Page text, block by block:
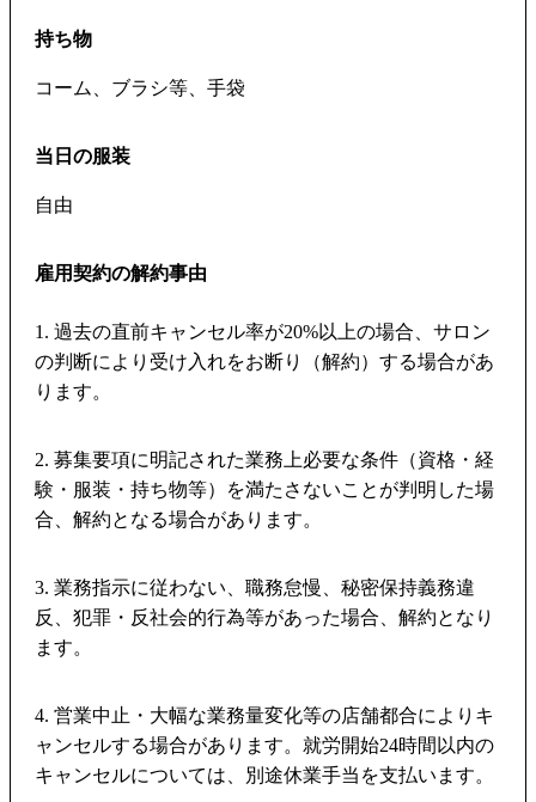
持ち物
コーム、ブラシ等、手袋
当日の服装
自由
雇用契約の解約事由
1. 過去の直前キャンセル率が20%以上の場合、サロン
の判断により受け入れをお断り（解約）する場合があ
ります。
2. 募集要項に明記された業務上必要な条件（資格・経
験・服装・持ち物等）を満たさないことが判明した場
合、解約となる場合があります。
3. 業務指示に従わない、職務怠慢、秘密保持義務違
反、犯罪・反社会的行為等があった場合、解約となり
ます。
4. 営業中止・大幅な業務量変化等の店舗都合によりキ
ャンセルする場合があります。就労開始24時間以内の
キャンセルについては、別途休業手当を支払います。